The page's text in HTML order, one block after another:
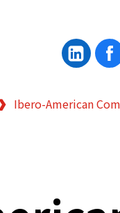
Ibero-American